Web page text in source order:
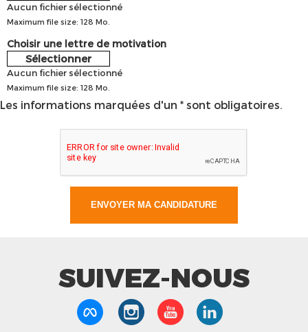
Aucun fichier sélectionné
Maximum file size: 128 Mo.
Choisir une lettre de motivation
Sélectionner
Aucun fichier sélectionné
Maximum file size: 128 Mo.
Les informations marquées d'un * sont obligatoires.
SUIVEZ-NOUS